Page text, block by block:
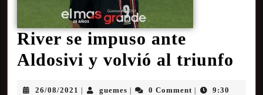
River se impuso ante
Aldosivi y volvió al triunfo
26/08/2021 guemes 0 Comment
9:30